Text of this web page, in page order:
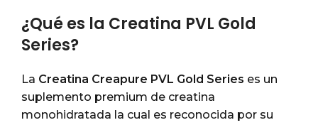
¿Qué es la Creatina PVL Gold
Series?
La Creatina Creapure PVL Gold Series es un
suplemento premium de creatina
monohidratada la cual es reconocida por su